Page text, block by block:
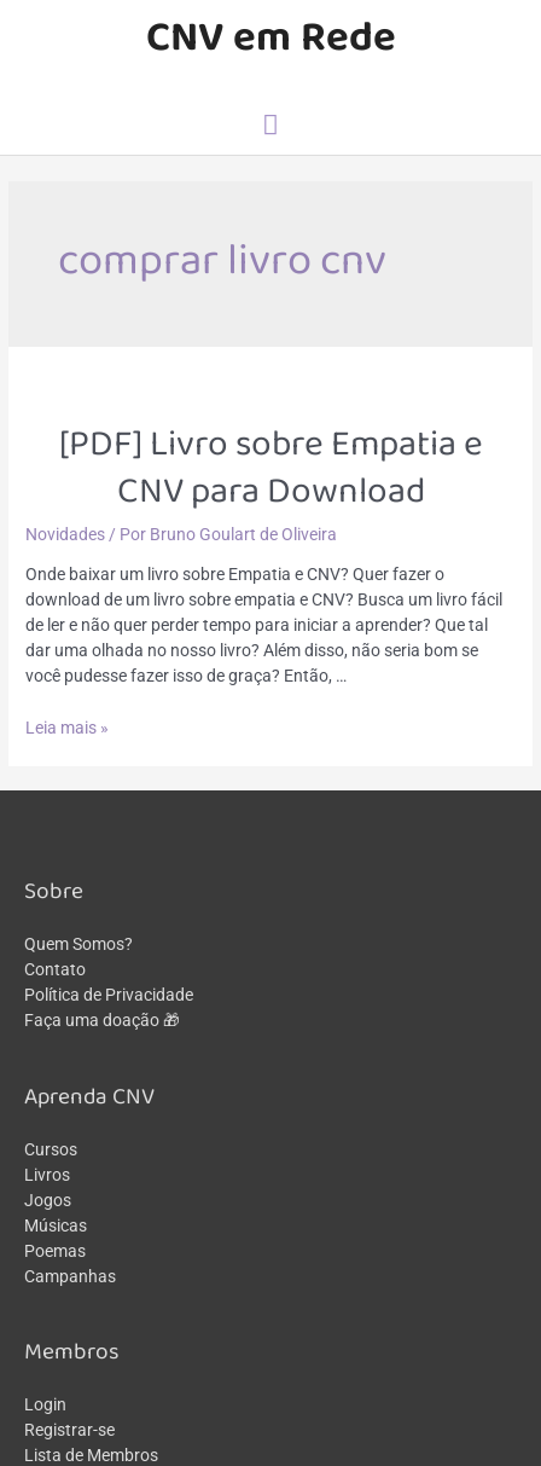
CNV em Rede
comprar livro cnv
[PDF] Livro sobre Empatia e
CNV para Download
Novidades / Por Bruno Goulart de Oliveira
Onde baixar um livro sobre Empatia e CNV? Quer fazer o
download de um livro sobre empatia e CNV? Busca um livro fácil
de ler e não quer perder tempo para iniciar a aprender? Que tal
dar uma olhada no nosso livro? Além disso, não seria bom se
você pudesse fazer isso de graça? Então, …
Leia mais »
Sobre
Quem Somos?
Contato
Política de Privacidade
Faça uma doação 🎁
Aprenda CNV
Cursos
Livros
Jogos
Músicas
Poemas
Campanhas
Membros
Login
Registrar-se
Lista de Membros